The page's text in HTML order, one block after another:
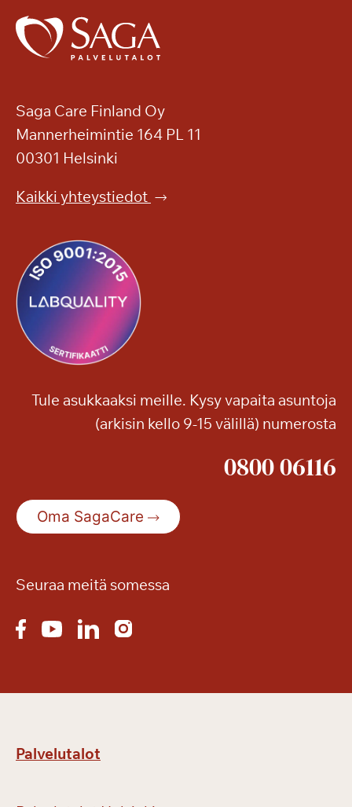
Saga Care Finland Oy
Mannerheimintie 164 PL 11
00301 Helsinki
Kaikki yhteystiedot
Tule asukkaaksi meille. Kysy vapaita asuntoja
(arkisin kello 9-15 välillä) numerosta
0800 06116
Oma SagaCare
Seuraa meitä somessa
Palvelutalot